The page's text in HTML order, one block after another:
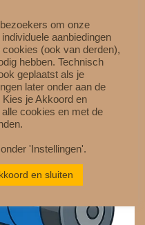
om onze
aanbiedingen
(ook van derden),
hebben. Technisch
geplaatst als je
later onder aan de
je Akkoord en
cookies en met de
'Instellingen'.
en sluiten